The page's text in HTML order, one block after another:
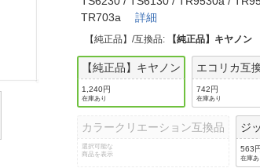
TR703a詳細
【純正品】/互換品: 【純正品】キヤノン
【純正品】キヤノン
1,240円
在庫あり
エコリカ互
742円
在庫あり
カラークリエーション互換品
選択可能な
商品を表示
ジ
563
在庫あ